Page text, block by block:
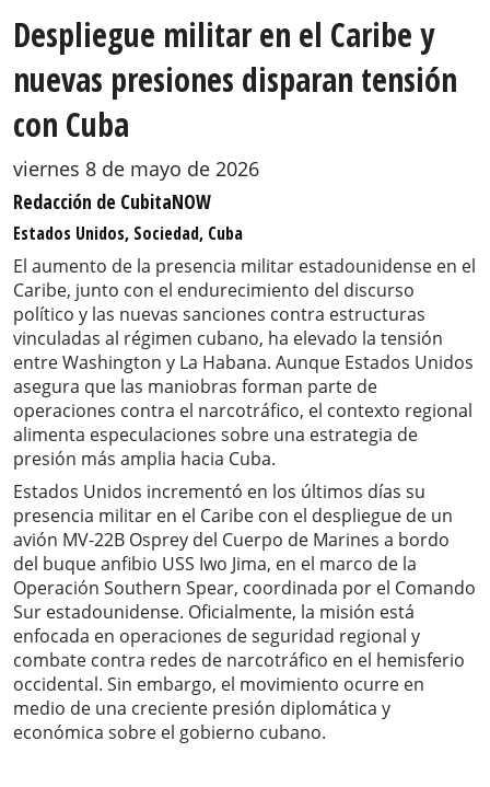
Despliegue militar en el Caribe y
nuevas presiones disparan tensión
con Cuba
viernes 8 de mayo de 2026
Redacción de CubitaNOW
Estados Unidos, Sociedad, Cuba
El aumento de la presencia militar estadounidense en el
Caribe, junto con el endurecimiento del discurso
político y las nuevas sanciones contra estructuras
vinculadas al régimen cubano, ha elevado la tensión
entre Washington y La Habana. Aunque Estados Unidos
asegura que las maniobras forman parte de
operaciones contra el narcotráfico, el contexto regional
alimenta especulaciones sobre una estrategia de
presión más amplia hacia Cuba.
Estados Unidos incrementó en los últimos días su
presencia militar en el Caribe con el despliegue de un
avión MV-22B Osprey del Cuerpo de Marines a bordo
del buque anfibio USS Iwo Jima, en el marco de la
Operación Southern Spear, coordinada por el Comando
Sur estadounidense. Oficialmente, la misión está
enfocada en operaciones de seguridad regional y
combate contra redes de narcotráfico en el hemisferio
occidental. Sin embargo, el movimiento ocurre en
medio de una creciente presión diplomática y
económica sobre el gobierno cubano.